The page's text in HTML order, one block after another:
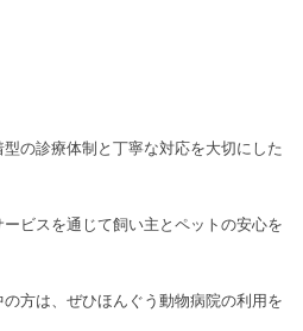
の診療体制と丁寧な対応を大切にした
ビスを通じて飼い主とペットの安心を
方は、ぜひほんぐう動物病院の利用を